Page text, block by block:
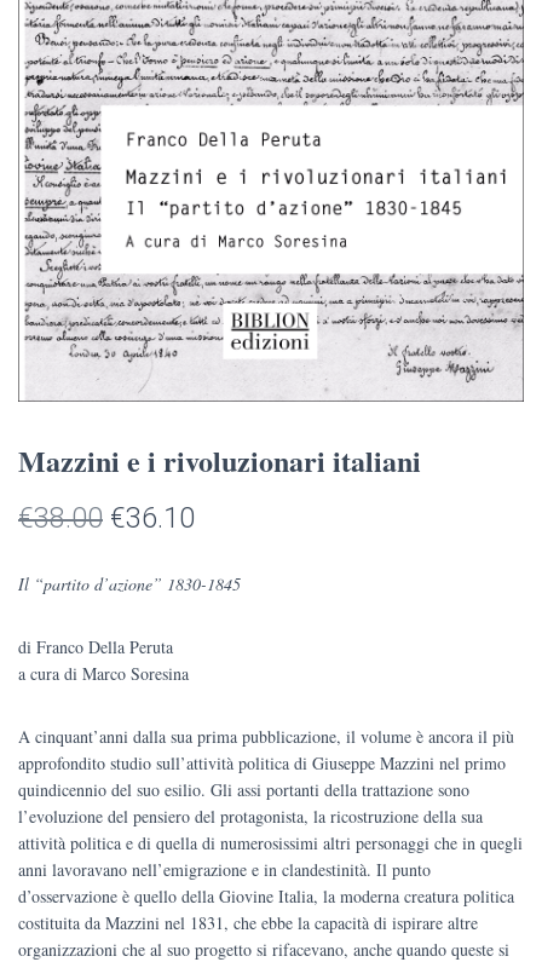
Mazzini e i rivoluzionari italiani
€38.00 Il
era:
€36.10
Il “partito d’azione” 1830-1845
di Franco Della Peruta
a cura di Marco Soresina
A cinquant’anni dalla sua prima pubblicazione, il volume è ancora il più
approfondito studio sull’attività politica di Giuseppe Mazzini nel primo
quindicennio del suo esilio. Gli assi portanti della trattazione sono
l’evoluzione del pensiero del protagonista, la ricostruzione della sua
attività politica e di quella di numerosissimi altri personaggi che in quegli
anni lavoravano nell’emigrazione e in clandestinità. Il punto
d’osservazione è quello della Giovine Italia, la moderna creatura politica
costituita da Mazzini nel 1831, che ebbe la capacità di ispirare altre
organizzazioni che al suo progetto si rifacevano, anche quando queste si